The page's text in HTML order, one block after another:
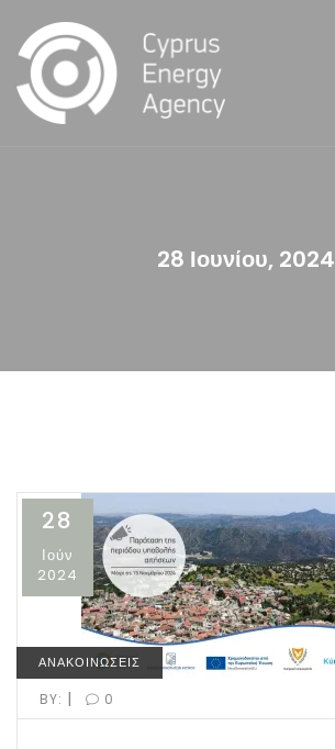
content
28 Ιουνίου, 2024
28
Ιούν
2024
ΑΝΑΚΟΙΝΩΣΕΙΣ
BY: | 0